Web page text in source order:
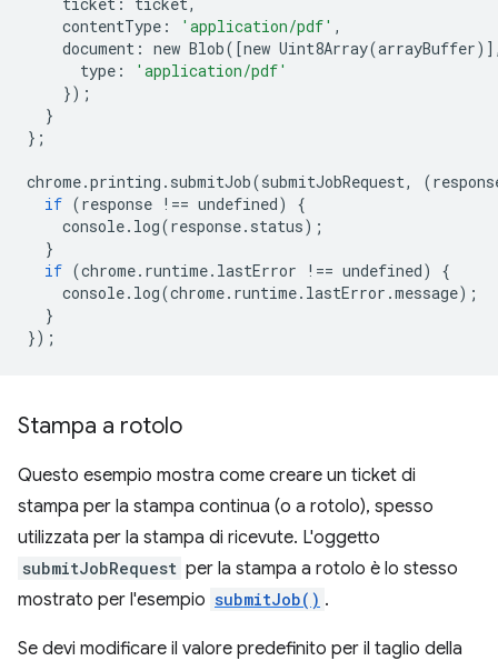
contentType : 'application/pdf' ,
document : new Blob([new Uint8Array(arrayBuffer
type :
'application/pdf'
});
}
};
chrome.printing . submitJob(submitJobRequest, (
if (response !== undefined)
{
console. log(response. status);
}
if (chrome. runtime. lastError !== undefined)
{
console. log(chrome. runtime. lastError .message);
}
});
Stampa a rotolo
Questo esempio mostra come creare un ticket di
stampa per la stampa continua (o a rotolo), spesso
utilizzata per la stampa di ricevute. L'oggetto
submitJobRequest per la stampa a rotolo è lo stesso
mostrato per l'esempio submitJob() .
Se devi modificare il valore predefinito per il taglio della